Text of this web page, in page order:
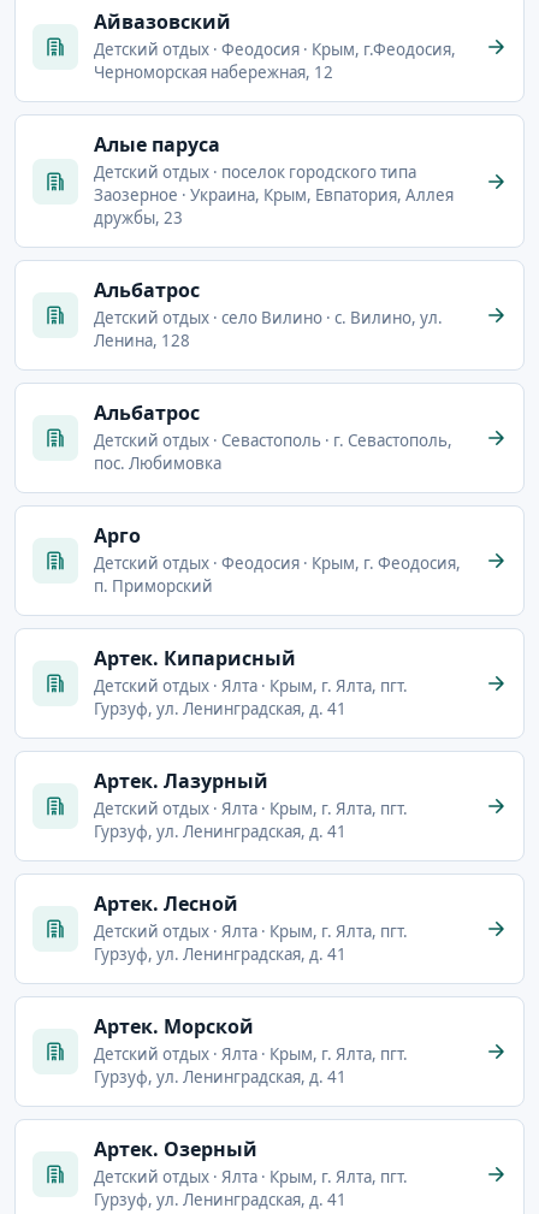
Айвазовский
Детский отдых · Феодосия · Крым, г.Феодосия,
Черноморская набережная, 12
Алые паруса
Детский отдых · поселок городского типа
Заозерное · Украина, Крым, Евпатория, Аллея
дружбы, 23
Альбатрос
Детский отдых · село Вилино · с. Вилино, ул.
Ленина, 128
Альбатрос
Детский отдых · Севастополь · г. Севастополь,
пос. Любимовка
Арго
Детский отдых · Феодосия · Крым, г. Феодосия,
п. Приморский
Артек. Кипарисный
Детский отдых · Ялта · Крым, г. Ялта, пгт.
Гурзуф, ул. Ленинградская, д. 41
Артек. Лазурный
Детский отдых · Ялта · Крым, г. Ялта, пгт.
Гурзуф, ул. Ленинградская, д. 41
Артек. Лесной
Детский отдых · Ялта · Крым, г. Ялта, пгт.
Гурзуф, ул. Ленинградская, д. 41
Артек. Морской
Детский отдых · Ялта · Крым, г. Ялта, пгт.
Гурзуф, ул. Ленинградская, д. 41
Артек. Озерный
Детский отдых · Ялта · Крым, г. Ялта, пгт.
Гурзуф, ул. Ленинградская, д. 41